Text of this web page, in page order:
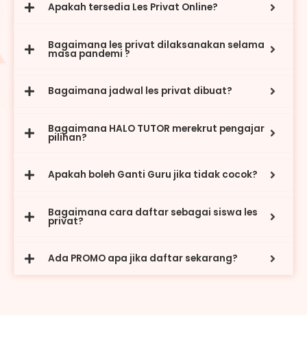
Apakah tersedia Les Privat Online?
Bagaimana les privat dilaksanakan selama
masa pandemi ?
Bagaimana jadwal les privat dibuat?
Bagaimana HALO TUTOR merekrut pengajar
pilihan?
Apakah boleh Ganti Guru jika tidak cocok?
Bagaimana cara daftar sebagai siswa les
privat?
Ada PROMO apa jika daftar sekarang?